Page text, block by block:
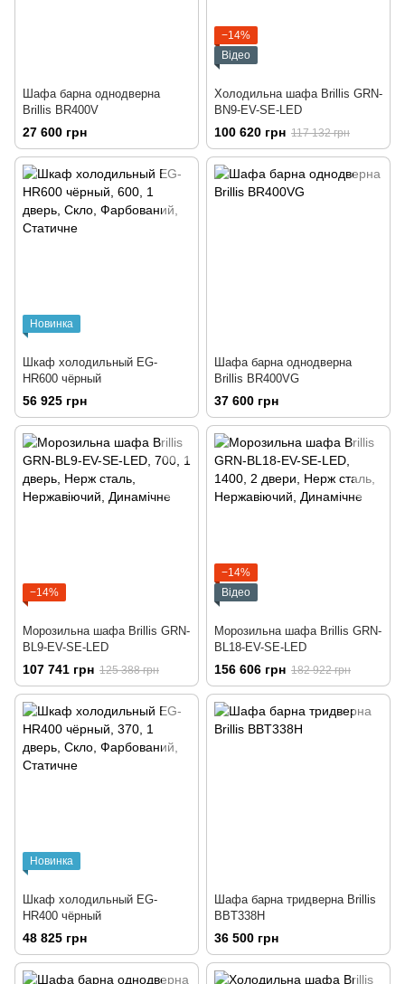
Шафа барна однодверна
Brillis BR400V
27 600 грн
−14%
Відео
Холодильна шафа Brillis GRN-
BN9-EV-SE-LED
100 620 грн 117 132 грн
Новинка
Шкаф холодильный EG-
HR600 чёрный
56 925 грн
Шафа барна однодверна
Brillis BR400VG
37 600 грн
−14%
Морозильна шафа Brillis GRN-
BL9-EV-SE-LED
107 741 грн 125 388 грн
−14%
Відео
Морозильна шафа Brillis GRN-
BL18-EV-SE-LED
156 606 грн 182 922 грн
Новинка
Шкаф холодильный EG-
HR400 чёрный
48 825 грн
Шафа барна тридверна Brillis
BBT338H
36 500 грн